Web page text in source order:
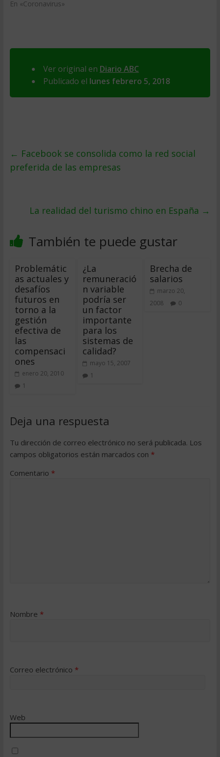
En «Coronavirus»
Ver original en Diario ABC
Publicado el lunes febrero 5, 2018
← Facebook se consolida como la red social
preferida de las empresas
La realidad del turismo chino en España →
También te puede gustar
Problemátic
as actuales y
desafíos
futuros en
torno a la
gestión
efectiva de
las
compensaci
ones
enero 20, 2010
1
¿La
remuneració
n variable
podría ser
un factor
importante
para los
sistemas de
calidad?
mayo 15, 2007
1
Brecha de
salarios
marzo 20,
2008
0
Deja una respuesta
Tu dirección de correo electrónico no será publicada. Los
campos obligatorios están marcados con *
Comentario *
Nombre *
Correo electrónico *
Web